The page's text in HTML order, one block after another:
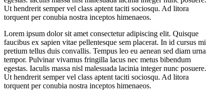
Ut hendrerit semper vel class aptent taciti sociosqu. Ad litora
torquent per conubia nostra inceptos himenaeos.
Lorem ipsum dolor sit amet consectetur adipiscing elit. Quisque
faucibus ex sapien vitae pellentesque sem placerat. In id cursus mi
pretium tellus duis convallis. Tempus leo eu aenean sed diam urna
tempor. Pulvinar vivamus fringilla lacus nec metus bibendum
egestas. Iaculis massa nisl malesuada lacinia integer nunc posuere.
Ut hendrerit semper vel class aptent taciti sociosqu. Ad litora
torquent per conubia nostra inceptos himenaeos.